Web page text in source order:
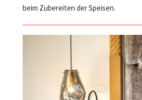
beim Zubereiten der Speisen.